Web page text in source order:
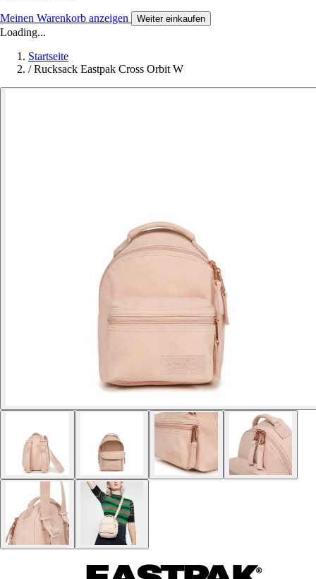
Meinen Warenkorb anzeigen Weiter einkaufen
Loading...
Startseite
/ Rucksack Eastpak Cross Orbit W